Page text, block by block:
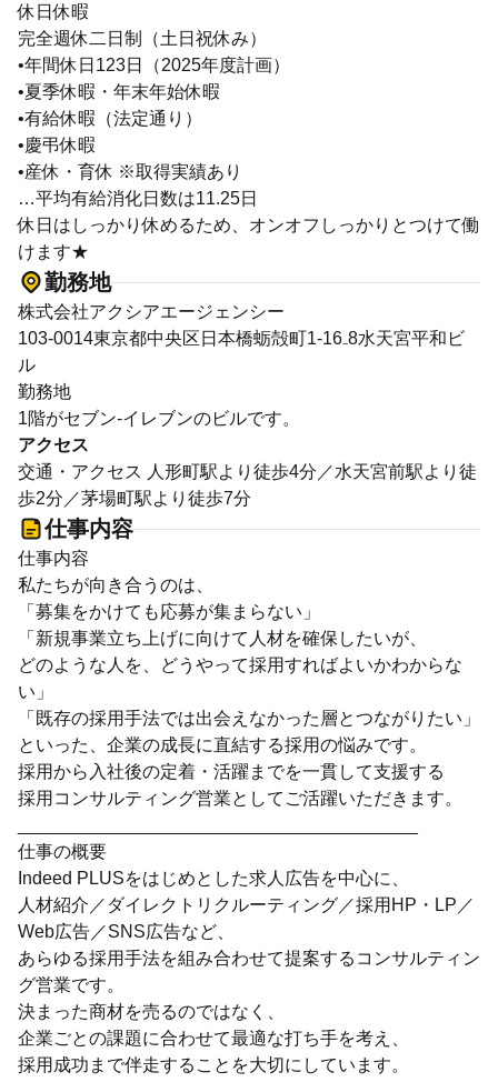
休日休暇
完全週休二日制（土日祝休み）
•年間休日123日（2025年度計画）
•夏季休暇・年末年始休暇
•有給休暇（法定通り）
•慶弔休暇
•産休・育休 ※取得実績あり
…平均有給消化日数は11.25日
休日はしっかり休めるため、オンオフしっかりとつけて働
けます★
勤務地
株式会社アクシアエージェンシー
103-0014東京都中央区日本橋蛎殻町1-16₋8水天宮平和ビ
ル
勤務地
1階がセブン-イレブンのビルです。
アクセス
交通・アクセス 人形町駅より徒歩4分／水天宮前駅より徒
歩2分／茅場町駅より徒歩7分
仕事内容
仕事内容
私たちが向き合うのは、
「募集をかけても応募が集まらない」
「新規事業立ち上げに向けて人材を確保したいが、
どのような人を、どうやって採用すればよいかわからな
い」
「既存の採用手法では出会えなかった層とつながりたい」
といった、企業の成長に直結する採用の悩みです。
採用から入社後の定着・活躍までを一貫して支援する
採用コンサルティング営業としてご活躍いただきます。
仕事の概要
Indeed PLUSをはじめとした求人広告を中心に、
人材紹介／ダイレクトリクルーティング／採用HP・LP／
Web広告／SNS広告など、
あらゆる採用手法を組み合わせて提案するコンサルティン
グ営業です。
決まった商材を売るのではなく、
企業ごとの課題に合わせて最適な打ち手を考え、
採用成功まで伴走することを大切にしています。